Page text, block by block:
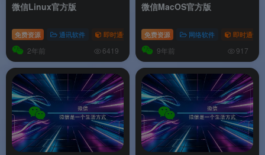
微信Linux官方版
免费资源 通讯软件 即时通讯
2年前 6419
微信MacOS官方版
免费资源 网络软件 即时通讯
9年前 917